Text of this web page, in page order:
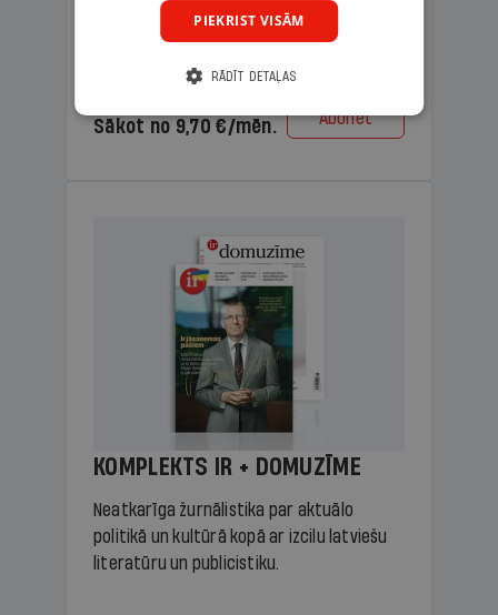
lasāmžurnāls bērniem un analītiska
lasāmviela vecākiem.
Sākot no 9,70 €/mēn. Abonēt
KOMPLEKTS IR + DOMUZĪME
Neatkarīga žurnālistika par aktuālo
politikā un kultūrā kopā ar izcilu latviešu
literatūru un publicistiku.
PIEKRIST VISĀM
RĀDĪT DETAĻAS